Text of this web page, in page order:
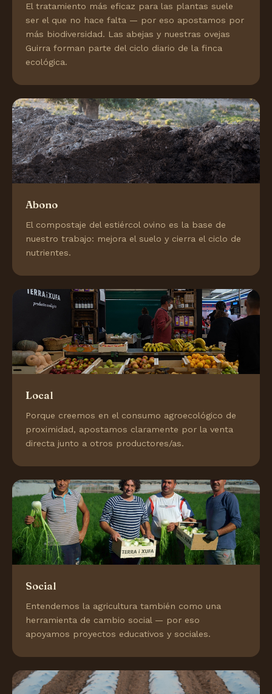
El tratamiento más eficaz para las plantas suele
ser el que no hace falta — por eso apostamos por
más biodiversidad. Las abejas y nuestras ovejas
Guirra forman parte del ciclo diario de la finca
ecológica.
Abono
El compostaje del estiércol ovino es la base de
nuestro trabajo: mejora el suelo y cierra el ciclo de
nutrientes.
Local
Porque creemos en el consumo agroecológico de
proximidad, apostamos claramente por la venta
directa junto a otros productores/as.
Social
Entendemos la agricultura también como una
herramienta de cambio social — por eso
apoyamos proyectos educativos y sociales.